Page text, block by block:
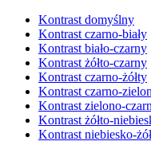
Kontrast domyślny
Kontrast czarno-biały
Kontrast biało-czarny
Kontrast żółto-czarny
Kontrast czarno-żółty
Kontrast czarno-
Kontrast zielono-
Kontrast żółto-
Kontrast niebiesko-